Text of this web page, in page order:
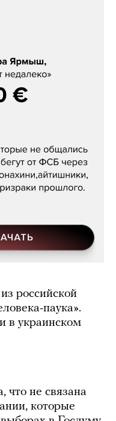
российской
паука».
в украинском
что не связана
которые